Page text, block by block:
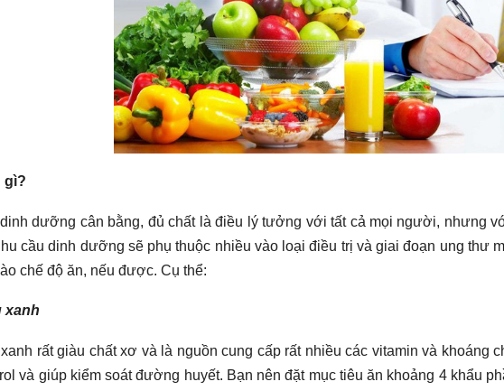
gì?
dưỡng cân bằng, đủ chất là điều lý tưởng với tất cả mọi người, nhưng
cầu dinh dưỡng sẽ phụ thuộc nhiều vào loại điều trị và giai đoạn ung thư
chế độ ăn, nếu được. Cụ thể:
xanh
rất giàu chất xơ và là nguồn cung cấp rất nhiều các vitamin và khoáng
và giúp kiểm soát đường huyết. Bạn nên đặt mục tiêu ăn khoảng 4 khẩu